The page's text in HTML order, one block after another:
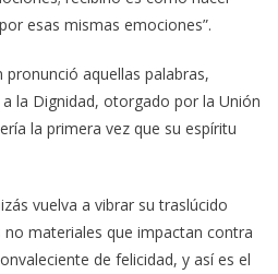
esas mismas emociones”.
aquellas palabras,
la Dignidad, otorgado por la Unión
la primera vez que su espíritu
vuelva a vibrar su traslúcido
materiales que impactan contra
de felicidad, y así es el